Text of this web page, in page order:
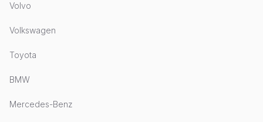
Volvo
Volkswagen
Toyota
BMW
Mercedes-Benz